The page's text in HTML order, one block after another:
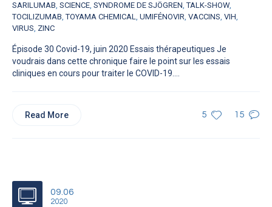
SARILUMAB, SCIENCE, SYNDROME DE SJÖGREN,TALK-SHOW,
TOCILIZUMAB,TOYAMA CHEMICAL, UMIFÉNOVIR, VACCINS, VIH,
VIRUS, ZINC
Épisode 30 Covid-19, juin 2020 Essais thérapeutiques Je
voudrais dans cette chronique faire le point sur les essais
cliniques en cours pour traiter le COVID-19....
5 15
Read More
09.06
2020